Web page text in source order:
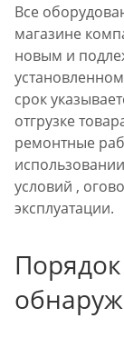
Все
магазине
новым и
срок
отгрузке
ремонтные
условий ,
эксплуатации.